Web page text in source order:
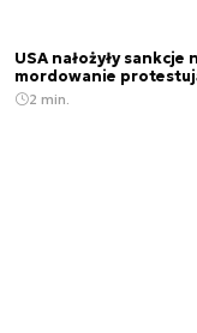
USA nałożyły
mordowanie
2 min.